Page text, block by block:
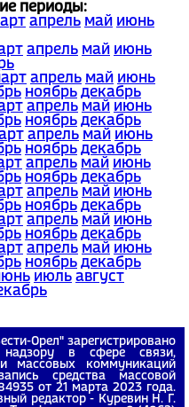
периоды:
апрель май июнь
апрель май июнь
апрель май июнь
ноябрь декабрь
апрель май июнь
ноябрь декабрь
апрель май июнь
ноябрь декабрь
апрель май июнь
ноябрь декабрь
апрель май июнь
ноябрь декабрь
апрель май июнь
ноябрь декабрь
апрель май июнь
ноябрь декабрь
июль август
Орел" зарегистрировано
в сфере связи,
массовых коммуникаций
средства массовой
от 21 марта 2023 года.
редактор - Куревин Н. Г.